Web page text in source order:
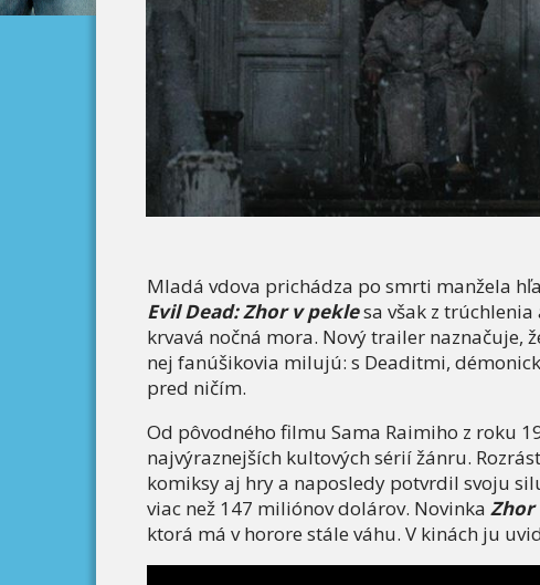
Mladá vdova prichádza po smrti manžela
Evil Dead: Zhor v peklesa však z
krvavá nočná mora. Nový trailer naznačuje,
nej fanúšikovia milujú: s Deaditmi,
pred ničím.
Od pôvodného filmu Sama Raimiho z roku
najvýraznejších kultových sérií žánru.
komiksy aj hry a naposledy potvrdil svoju
viac než 147 miliónov dolárov. Novinka Zhor
ktorá má v horore stále váhu. V kinách ju